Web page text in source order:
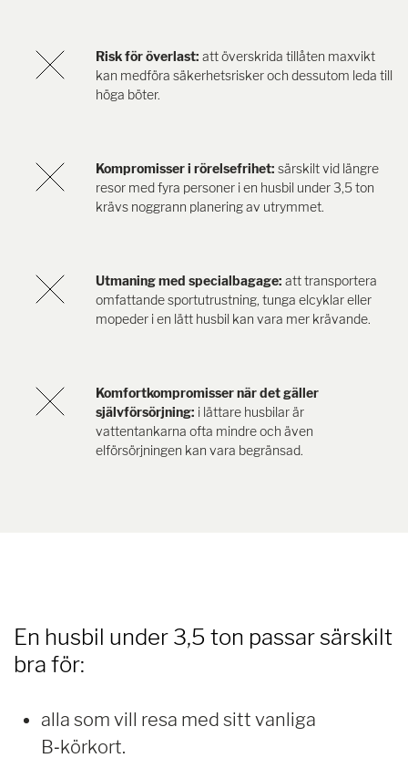
Risk för överlast: att överskrida tillåten maxvikt
kan medföra säkerhetsrisker och dessutom leda till
höga böter.
Kompromisser i rörelsefrihet: särskilt vid längre
resor med fyra personer i en husbil under 3,5 ton
krävs noggrann planering av utrymmet.
Utmaning med specialbagage: att transportera
omfattande sportutrustning, tunga elcyklar eller
mopeder i en lätt husbil kan vara mer krävande.
Komfortkompromisser när det gäller
självförsörjning: i lättare husbilar är
vattentankarna ofta mindre och även
elförsörjningen kan vara begränsad.
En husbil under 3,5 ton passar särskilt
bra för:
alla som vill resa med sitt vanliga
B‑körkort.